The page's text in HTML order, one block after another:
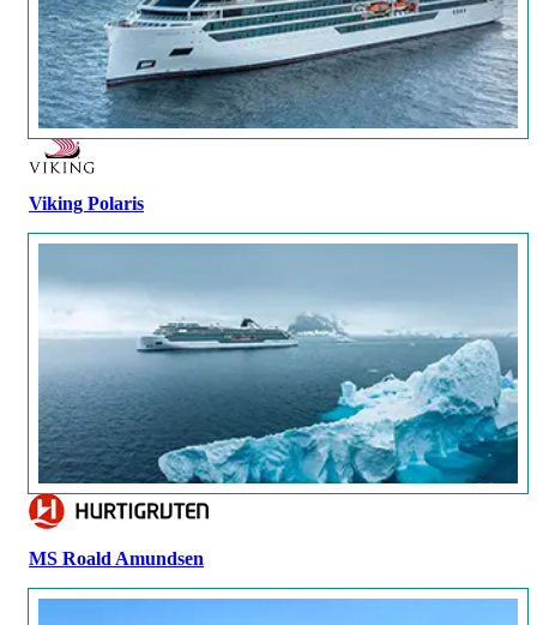
Viking Polaris
MS Roald Amundsen